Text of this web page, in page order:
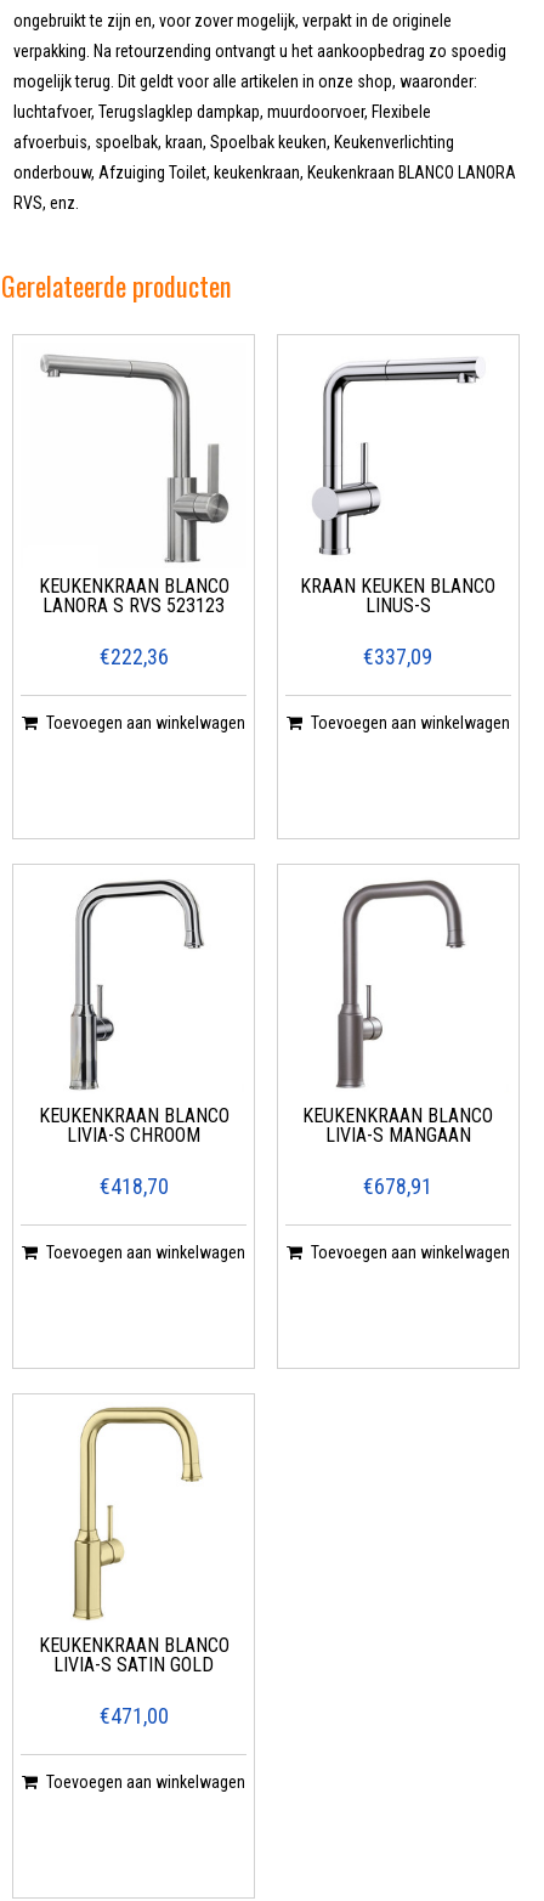
ongebruikt te zijn en, voor zover mogelijk, verpakt in de originele
verpakking. Na retourzending ontvangt u het aankoopbedrag zo spoedig
mogelijk terug. Dit geldt voor alle artikelen in onze shop, waaronder:
luchtafvoer, Terugslagklep dampkap, muurdoorvoer, Flexibele
afvoerbuis, spoelbak, kraan, Spoelbak keuken, Keukenverlichting
onderbouw, Afzuiging Toilet, keukenkraan, Keukenkraan BLANCO LANORA
RVS, enz.
Gerelateerde producten
KEUKENKRAAN BLANCO
LANORA S RVS 523123
€222,36
Toevoegen aan winkelwagen
KRAAN KEUKEN BLANCO
LINUS-S
€337,09
Toevoegen aan winkelwagen
KEUKENKRAAN BLANCO
LIVIA-S CHROOM
€418,70
Toevoegen aan winkelwagen
KEUKENKRAAN BLANCO
LIVIA-S MANGAAN
€678,91
Toevoegen aan winkelwagen
KEUKENKRAAN BLANCO
LIVIA-S SATIN GOLD
€471,00
Toevoegen aan winkelwagen